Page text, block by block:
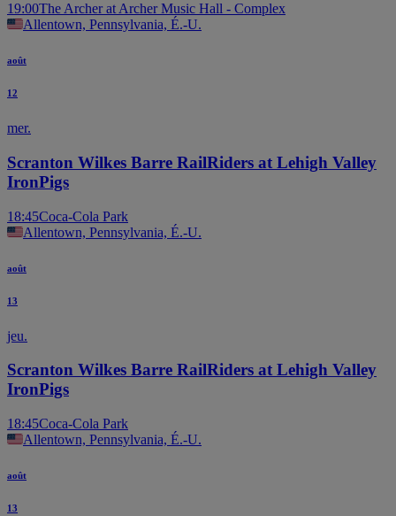
19:00The Archer at Archer Music Hall - Complex
Allentown, Pennsylvania, É.-U.
août
12
mer.
Scranton Wilkes Barre RailRiders at Lehigh Valley
IronPigs
18:45Coca-Cola Park
Allentown, Pennsylvania, É.-U.
août
13
jeu.
Scranton Wilkes Barre RailRiders at Lehigh Valley
IronPigs
18:45Coca-Cola Park
Allentown, Pennsylvania, É.-U.
août
13